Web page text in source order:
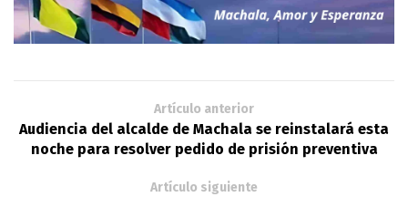
Artículo anterior
Audiencia del alcalde de Machala se reinstalará esta
noche para resolver pedido de prisión preventiva
Artículo siguiente